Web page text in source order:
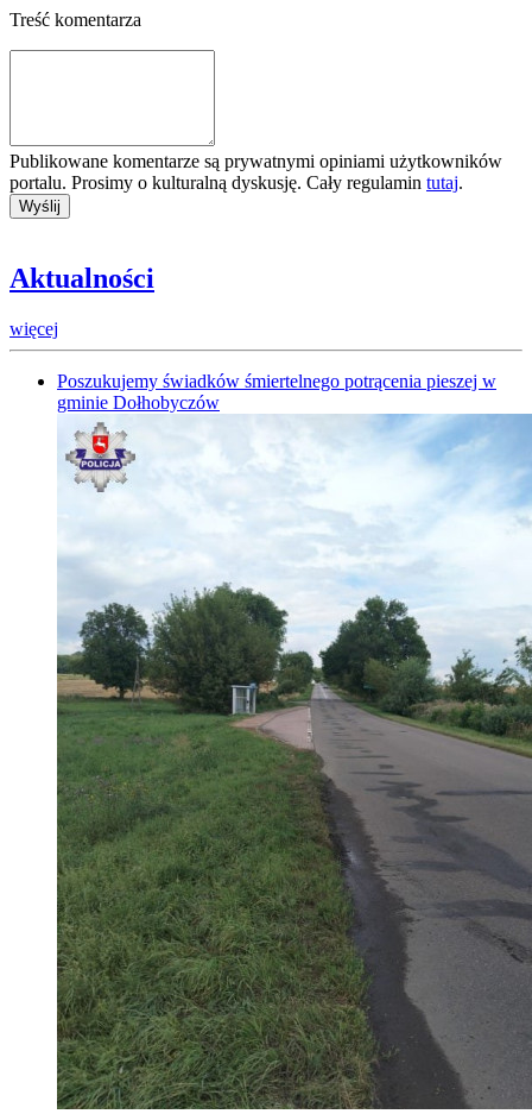
Treść komentarza
Publikowane komentarze są prywatnymi opiniami użytkowników
portalu. Prosimy o kulturalną dyskusję. Cały regulamin tutaj.
Aktualności
więcej
Poszukujemy świadków śmiertelnego potrącenia pieszej w
gminie Dołhobyczów